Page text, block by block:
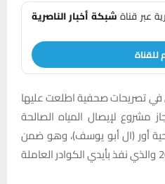
عبر قناةشبكة أخبار الناصرية
للقناة
تصريحات صحفية اطلعت عليها
مشروع لإيصال المياه الصالحة
أور (ال أبو يوسف)، وهو ضمن
مشاريع تنمية الأقاليم لعام 2022 والذي نفذ بأيدي الكوادر العاملة